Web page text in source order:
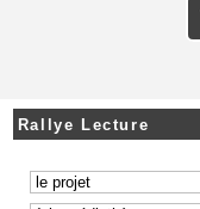
Rallye Lecture